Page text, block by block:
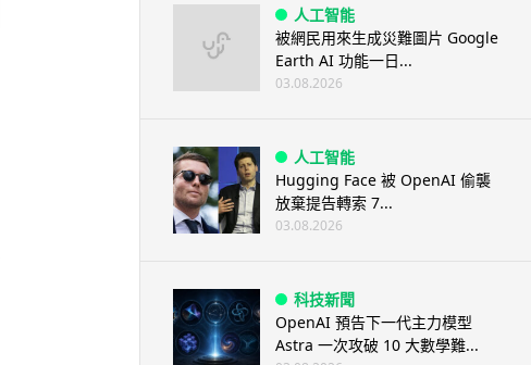
人工智能
被網民用來生成災難圖片 Google
Earth AI 功能一日...
03.08.2026
人工智能
Hugging Face 被 OpenAI 偷襲
放棄提告轉索 7...
03.08.2026
科技新聞
OpenAI 預告下一代主力模型
Astra 一次攻破 10 大數學難...